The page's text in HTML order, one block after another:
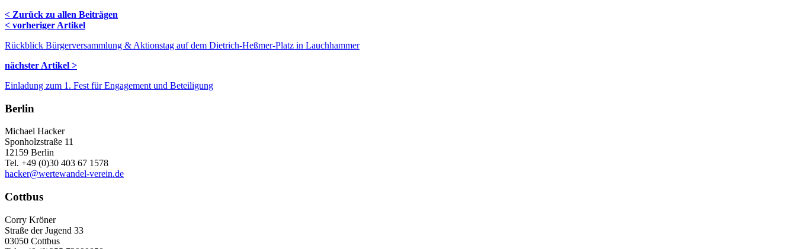
< Zurück zu allen Beiträgen
Navigation
Blog
< vorheriger Artikel
Rückblick Bürgerversammlung & Aktionstag auf dem Dietrich-Heßmer-Platz in Lauchhammer
nächster Artikel >
Einladung zum 1. Fest für Engagement und Beteiligung
Berlin
Michael Hacker
Sponholzstraße 11
12159 Berlin
Tel. +49 (0)30 403 67 1578
hacker@wertewandel-verein.de
Cottbus
Corry Kröner
Straße der Jugend 33
03050 Cottbus